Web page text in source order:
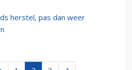
herstel, pas dan weer